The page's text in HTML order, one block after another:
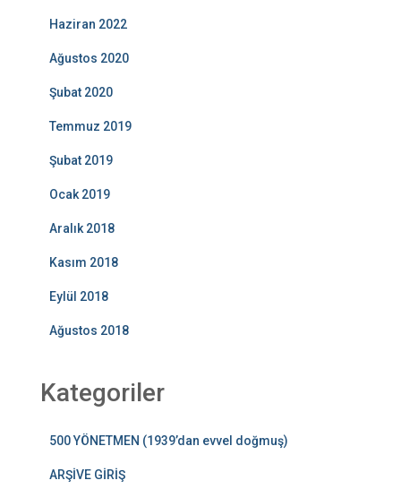
Haziran 2022
Ağustos 2020
Şubat 2020
Temmuz 2019
Şubat 2019
Ocak 2019
Aralık 2018
Kasım 2018
Eylül 2018
Ağustos 2018
Kategoriler
500 YÖNETMEN (1939’dan evvel doğmuş)
ARŞİVE GİRİŞ